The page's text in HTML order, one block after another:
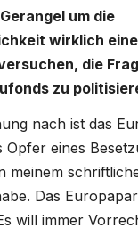
um die
wirklich
die
zu
nach ist das
Opfer eines
meinem
Das
will immer